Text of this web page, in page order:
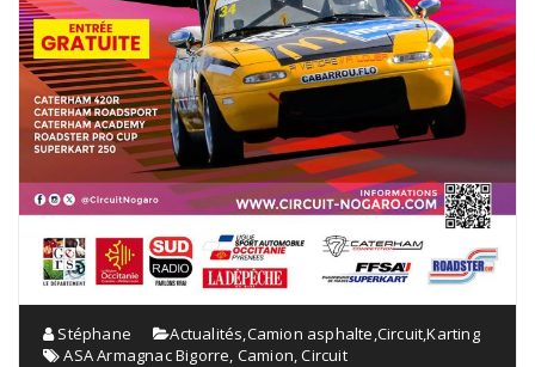
Stéphane Actualités,Camion asphalte,Circuit,Karting
ASA Armagnac Bigorre, Camion,Circuit